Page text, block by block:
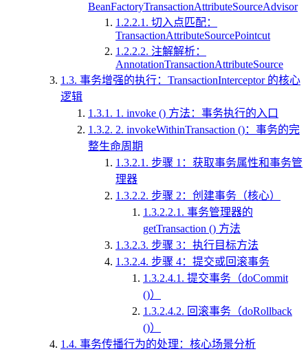
BeanFactoryTransactionAttributeSourceAdvisor
1.2.2.1. 切入点匹配：
TransactionAttributeSourcePointcut
1.2.2.2. 注解解析：
AnnotationTransactionAttributeSource
1.3. 事务增强的执行：TransactionInterceptor 的核心
逻辑
1.3.1. 1. invoke () 方法：事务执行的入口
1.3.2. 2. invokeWithinTransaction ()：事务的完
整生命周期
1.3.2.1. 步骤 1：获取事务属性和事务管
理器
1.3.2.2. 步骤 2：创建事务（核心）
1.3.2.2.1. 事务管理器的
getTransaction () 方法
1.3.2.3. 步骤 3：执行目标方法
1.3.2.4. 步骤 4：提交或回滚事务
1.3.2.4.1. 提交事务（doCommit
()）
1.3.2.4.2. 回滚事务（doRollback
()）
1.4. 事务传播行为的处理：核心场景分析